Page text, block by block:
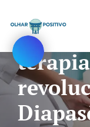
Avançar
para
conteúdo
terapia